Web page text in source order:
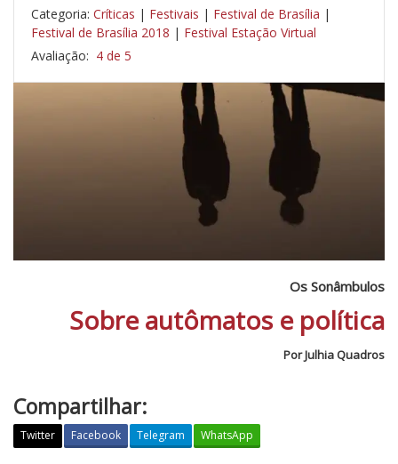
Categoria: Críticas | Festivais | Festival de Brasília |
Festival de Brasília 2018 | Festival Estação Virtual
Avaliação: 4 de 5
Os Sonâmbulos
Sobre autômatos e política
Por Julhia Quadros
Compartilhar:
Twitter Facebook Telegram WhatsApp